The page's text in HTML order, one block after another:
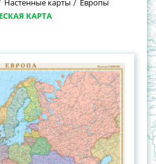
Настенные карты
Европы
КАРТА